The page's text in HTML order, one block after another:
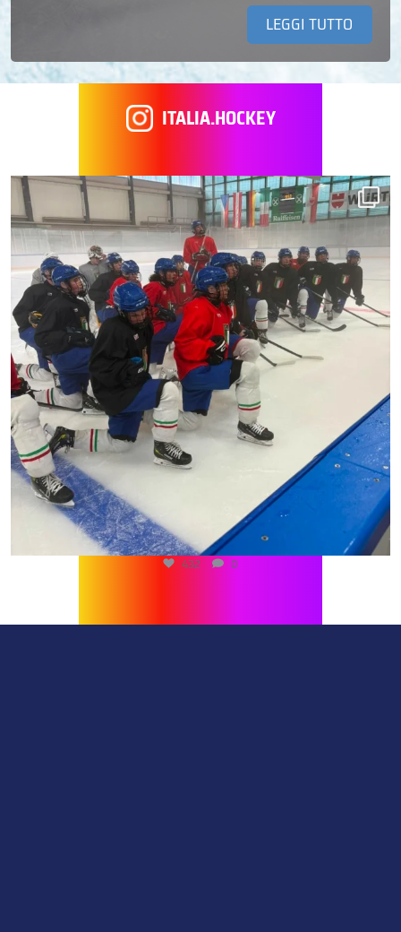
LEGGI TUTTO
ITALIA.HOCKEY
432 0